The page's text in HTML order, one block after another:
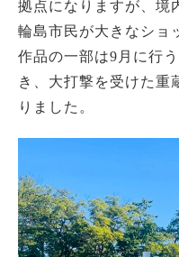
拠点になりますが、境
輪島市民が大きなショ
作品の一部は9月に行
き、大打撃を受けた重
りました。